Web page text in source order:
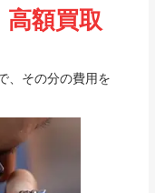
高額買取
、その分の費用を